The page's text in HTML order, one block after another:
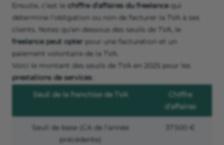
Ensuite, c’est le chiffre d’affaires du freelancequi
détermine l’obligation ou non de facturer la TVA à ses
clients. Notez qu’en dessous des seuils de TVA, le
freelance peut opter pour une facturation et un
paiement volontaire de la TVA.
Voici le montant des seuils de TVA en 2025 pour les
prestations de services
Seuil de la franchise de TVA
Chiffre
d’affaires
Seuil de base (CA de l'année
précédente)
37 500 €